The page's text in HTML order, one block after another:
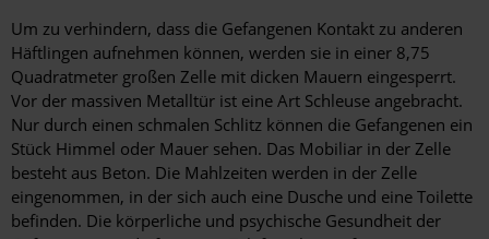
Um zu verhindern, dass die Gefangenen Kontakt zu anderen
Häftlingen aufnehmen können, werden sie in einer 8,75
Quadratmeter großen Zelle mit dicken Mauern eingesperrt.
Vor der massiven Metalltür ist eine Art Schleuse angebracht.
Nur durch einen schmalen Schlitz können die Gefangenen ein
Stück Himmel oder Mauer sehen. Das Mobiliar in der Zelle
besteht aus Beton. Die Mahlzeiten werden in der Zelle
eingenommen, in der sich auch eine Dusche und eine Toilette
befinden. Die körperliche und psychische Gesundheit der